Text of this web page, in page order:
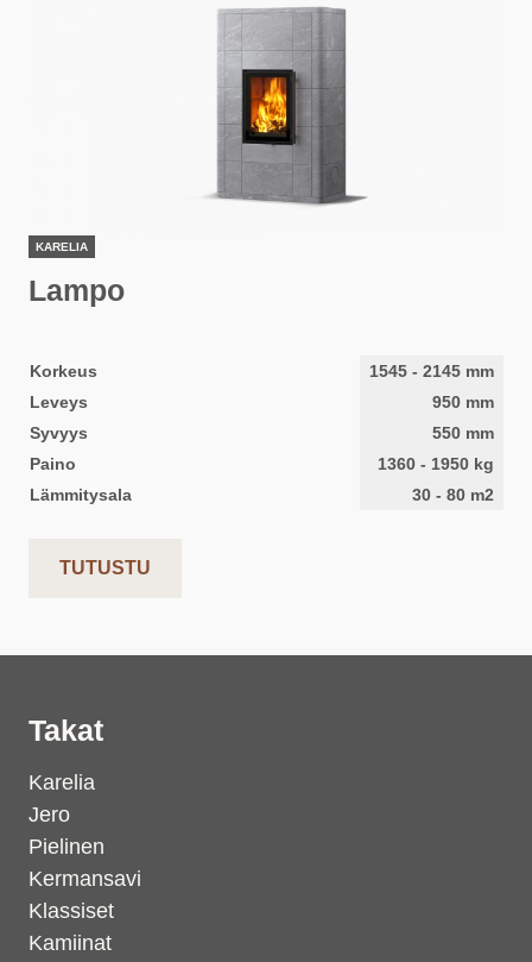
KARELIA
Lampo
Korkeus 1545 - 2145 mm
Leveys
950 mm
Syvyys
550 mm
Paino
1360 - 1950 kg
Lämmitysala
30 - 80 m2
TUTUSTU
Takat
Karelia
Jero
Pielinen
Kermansavi
Klassiset
Kamiinat